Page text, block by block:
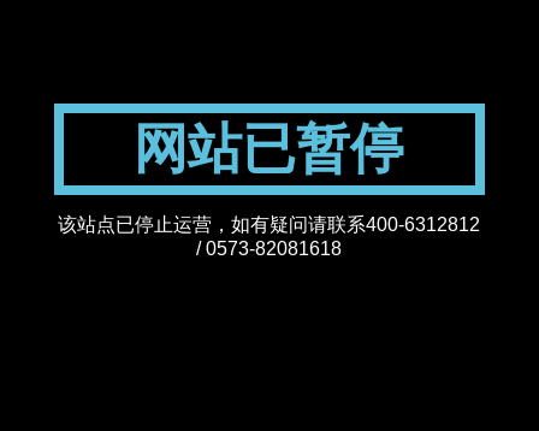
网站已暂停
该站点已停止运营，如有疑问请联系400-6312812
/ 0573-82081618